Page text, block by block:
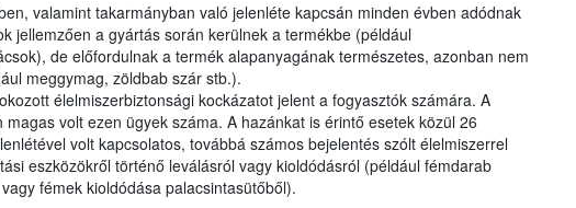
valamint takarmányban való jelenléte kapcsán minden évben adódnak
jellemzően a gyártás során kerülnek a termékbe (például
de előfordulnak a termék alapanyagának természetes, azonban nem
meggymag, zöldbab szár stb.).
élelmiszerbiztonsági kockázatot jelent a fogyasztók számára. A
volt ezen ügyek száma. A hazánkat is érintő esetek közül 26
volt kapcsolatos, továbbá számos bejelentés szólt élelmiszerrel
eszközökről történő leválásról vagy kioldódásról (például fémdarab
fémek kioldódása palacsintasütőből).